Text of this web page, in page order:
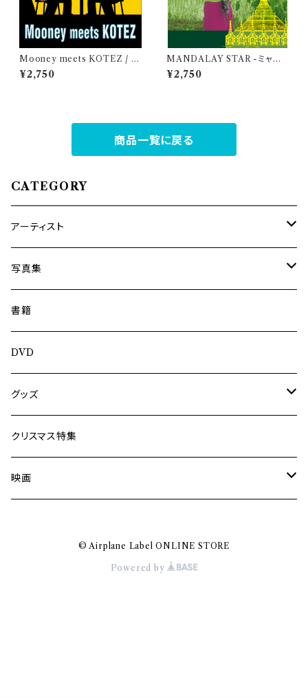
Mooney meets KOTEZ / M
ooney & KOTEZ
¥2,750
MANDALAY STAR -ミャン
マー民族音楽の旅で見つけた黄
金郷- / ポウンニェッピュー
¥2,750
商品一覧に戻る
CATEGORY
アーティスト
内海利勝
南博
ASA-CHANG
Jun Kawabata
Mooney
ミャンマー伝統音楽
写真集
Jun Kawabata
旅の記憶
書籍
DVD
グッズ
Tシャツ
クリスマス特集
映画
© Airplane Label ONLINE STORE
Powered by